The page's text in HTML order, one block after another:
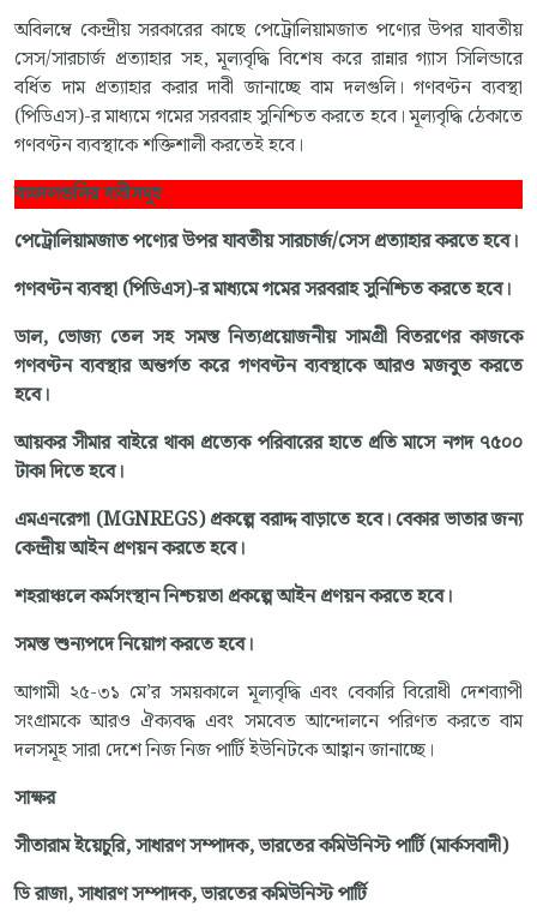
অবিলম্বে কেন্দ্রীয় সরকারের কাছে পেট্রোলিয়ামজাত পণ্যের উপর যাবতীয়
সেস/সারচার্জ প্রত্যাহার সহ, মূল্যবৃদ্ধি বিশেষ করে রান্নার গ্যাস সিলিন্ডারে
বর্ধিত দাম প্রত্যাহার করার দাবী জানাচ্ছে বাম দলগুলি। গণবণ্টন ব্যবস্থা
(পিডিএস)-র মাধ্যমে গমের সরবরাহ সুনিশ্চিত করতে হবে। মূল্যবৃদ্ধি ঠেকাতে
গণবণ্টন ব্যবস্থাকে শক্তিশালী করতেই হবে।
বামদলগুলির দাবীসমূহ
পেট্রোলিয়ামজাত পণ্যের উপর যাবতীয় সারচার্জ/সেস প্রত্যাহার করতে হবে।
গণবণ্টন ব্যবস্থা (পিডিএস)-র মাধ্যমে গমের সরবরাহ সুনিশ্চিত করতে হবে।
ডাল, ভোজ্য তেল সহ সমস্ত নিত্যপ্রয়োজনীয় সামগ্রী বিতরণের কাজকে
গণবণ্টন ব্যবস্থার অন্তর্গত করে গণবণ্টন ব্যবস্থাকে আরও মজবুত করতে
হবে।
আয়কর সীমার বাইরে থাকা প্রত্যেক পরিবারের হাতে প্রতি মাসে নগদ ৭৫০০
টাকা দিতে হবে।
এমএনরেগা (MGNREGS) প্রকল্পে বরাদ্দ বাড়াতে হবে। বেকার ভাতার জন্য
কেন্দ্রীয় আইন প্রণয়ন করতে হবে।
শহরাঞ্চলে কর্মসংস্থান নিশ্চয়তা প্রকল্পে আইন প্রণয়ন করতে হবে।
সমস্ত শুন্যপদে নিয়োগ করতে হবে।
আগামী ২৫-৩১ মে’র সময়কালে মূল্যবৃদ্ধি এবং বেকারি বিরোধী দেশব্যাপী
সংগ্রামকে আরও ঐক্যবদ্ধ এবং সমবেত আন্দোলনে পরিণত করতে বাম
দলসমূহ সারা দেশে নিজ নিজ পার্টি ইউনিটকে আহ্বান জানাচ্ছে।
সাক্ষর
সীতারাম ইয়েচুরি, সাধারণ সম্পাদক, ভারতের কমিউনিস্ট পার্টি (মার্কসবাদী)
ডি রাজা, সাধারণ সম্পাদক, ভারতের কমিউনিস্ট পার্টি